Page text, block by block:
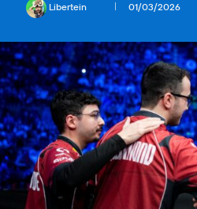
Libertein 01/03/2026